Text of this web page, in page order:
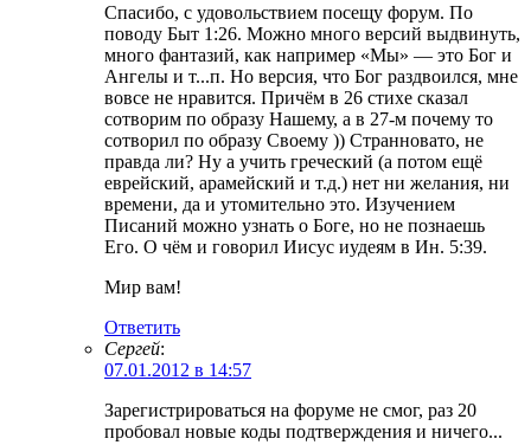
Спасибо, с удовольствием посещу форум. По
поводу Быт 1:26. Можно много версий выдвинуть,
много фантазий, как например «Мы» — это Бог и
Ангелы и т...п. Но версия, что Бог раздвоился, мне
вовсе не нравится. Причём в 26 стихе сказал
сотворим по образу Нашему, а в 27-м почему то
сотворил по образу Своему )) Странновато, не
правда ли? Ну а учить греческий (а потом ещё
еврейский, арамейский и т.д.) нет ни желания, ни
времени, да и утомительно это. Изучением
Писаний можно узнать о Боге, но не познаешь
Его. О чём и говорил Иисус иудеям в Ин. 5:39.
Мир вам!
Ответить
Сергей:
07.01.2012 в 14:57
Зарегистрироваться на форуме не смог, раз 20
пробовал новые коды подтверждения и ничего...